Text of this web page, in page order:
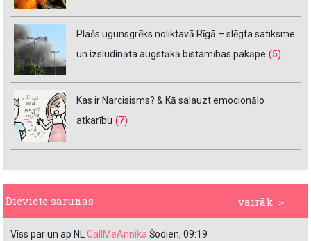
Plašs ugunsgrēks noliktavā Rīgā – slēgta satiksme
un izsludināta augstākā bīstamības pakāpe (5)
Kas ir Narcisisms? & Kā salauzt emocionālo
atkarību (7)
vairāk >
Dieviete sarunas
Viss par un ap NLCallMeAnnika Šodien, 09:19